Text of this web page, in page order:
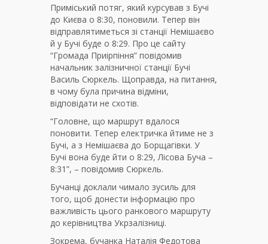
Приміський потяг, який курсував з Бучі
до Києва о 8:30, поновили. Тепер він
відправлятиметься зі станції Немішаєво
й у Бучі буде о 8:29. Про це сайту
“Громада Приірпіння” повідомив
начальник залізничної станції Бучі
Василь Сюркель. Щоправда, на питання,
в чому була причина відміни,
відповідати не схотів.
“Головне, що маршрут вдалося
поновити. Тепер електричка йтиме не з
Бучі, а з Немішаєва до Борщагівки. У
Бучі вона буде йти о 8:29, Лісова Буча –
8:31”, – повідомив Сюркель.
Бучанці доклали чимало зусиль для
того, щоб донести інформацію про
важливість цього ранкового маршруту
до керівництва Укрзалізниці.
Зокрема, бучанка Наталія Федотова